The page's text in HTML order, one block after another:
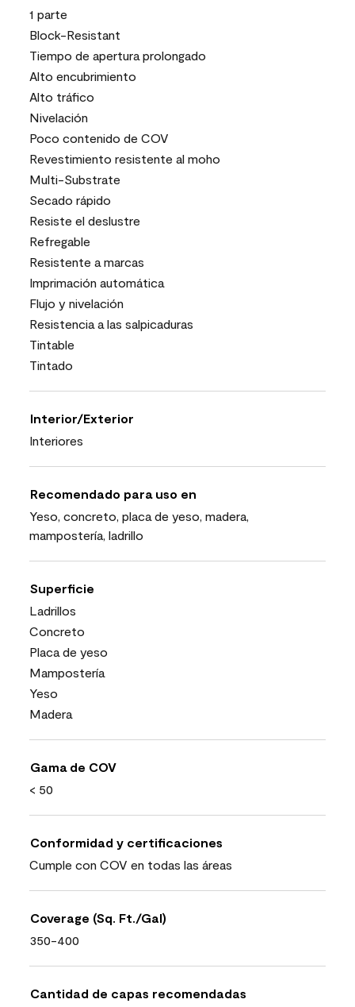
1 parte
Block-Resistant
Tiempo de apertura prolongado
Alto encubrimiento
Alto tráfico
Nivelación
Poco contenido de COV
Revestimiento resistente al moho
Multi-Substrate
Secado rápido
Resiste el deslustre
Refregable
Resistente a marcas
Imprimación automática
Flujo y nivelación
Resistencia a las salpicaduras
Tintable
Tintado
Interior/Exterior
Interiores
Recomendado para uso en
Yeso, concreto, placa de yeso, madera,
mampostería, ladrillo
Superficie
Ladrillos
Concreto
Placa de yeso
Mampostería
Yeso
Madera
Gama de COV
< 50
Conformidad y certificaciones
Cumple con COV en todas las áreas
Coverage (Sq. Ft./Gal)
350-400
Cantidad de capas recomendadas